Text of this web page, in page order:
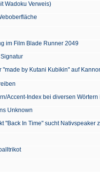
Wadoku Verweis)
im Film Blade Runner 2049
"made by Kutani Kubikin" auf
Accent-Index bei diversen
Unknown
"Back In Time" sucht Nativspeaker